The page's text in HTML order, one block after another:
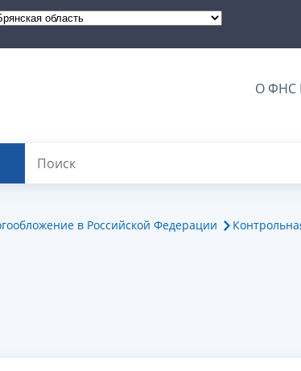
О ФНС
в Российской Федерации